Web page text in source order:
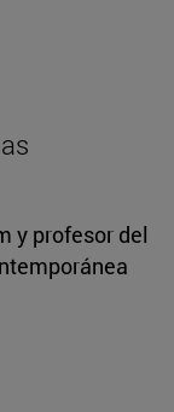
y profesor del